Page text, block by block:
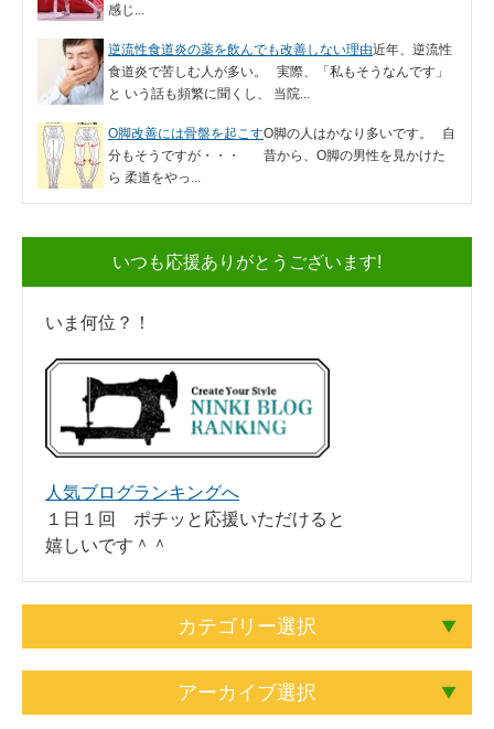
感じ...
逆流性食道炎の薬を飲んでも改善しない理由近年、逆流性
食道炎で苦しむ人が多い。 実際、「私もそうなんです」
と いう話も頻繁に聞くし、 当院...
O脚改善には骨盤を起こすO脚の人はかなり多いです。 自
分もそうですが・・・ 昔から、O脚の男性を見かけた
ら 柔道をやっ...
いつも応援ありがとうございます!
いま何位？！
人気ブログランキングへ
１日１回 ポチッと応援いただけると
嬉しいです＾＾
カテゴリー選択
アーカイブ選択